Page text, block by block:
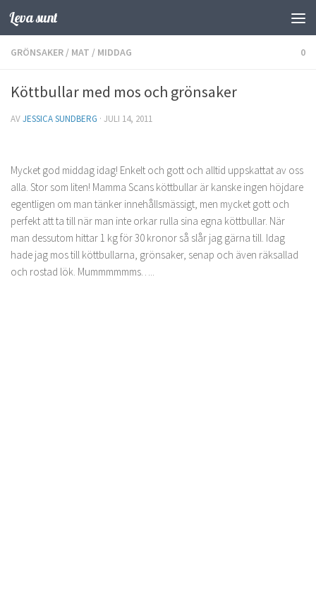
Hoppa till innehåll
Leva sunt
GRÖNSAKER / MAT / MIDDAG 0
Köttbullar med mos och grönsaker
AVJESSICA SUNDBERG · JULI 14, 2011
Mycket god middag idag! Enkelt och gott och alltid uppskattat av oss
alla. Stor som liten! Mamma Scans köttbullar är kanske ingen höjdare
egentligen om man tänker innehållsmässigt, men mycket gott och
perfekt att ta till när man inte orkar rulla sina egna köttbullar. När
man dessutom hittar 1 kg för 30 kronor så slår jag gärna till. Idag
hade jag mos till köttbullarna, grönsaker, senap och även räksallad
och rostad lök. Mummmmmms…..